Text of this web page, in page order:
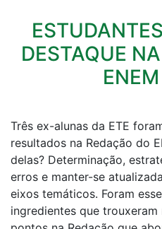
DESTAQUE
Três ex-alunas da ETE
resultados na Redação do
delas? Determinação,
erros e manter-se
eixos temáticos. Foram
ingredientes que